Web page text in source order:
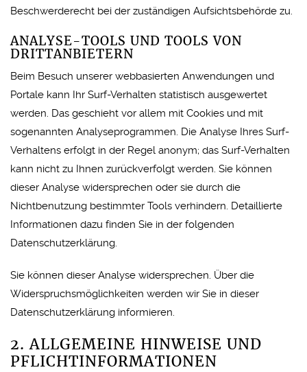
Beschwerderecht bei der zuständigen Aufsichtsbehörde zu.
ANALYSE-TOOLS UND TOOLS VON
DRITTANBIETERN
Beim Besuch unserer webbasierten Anwendungen und
Portale kann Ihr Surf-Verhalten statistisch ausgewertet
werden. Das geschieht vor allem mit Cookies und mit
sogenannten Analyseprogrammen. Die Analyse Ihres Surf-
Verhaltens erfolgt in der Regel anonym; das Surf-Verhalten
kann nicht zu Ihnen zurückverfolgt werden. Sie können
dieser Analyse widersprechen oder sie durch die
Nichtbenutzung bestimmter Tools verhindern. Detaillierte
Informationen dazu finden Sie in der folgenden
Datenschutzerklärung.
Sie können dieser Analyse widersprechen. Über die
Widerspruchsmöglichkeiten werden wir Sie in dieser
Datenschutzerklärung informieren.
2. ALLGEMEINE HINWEISE UND
PFLICHTINFORMATIONEN